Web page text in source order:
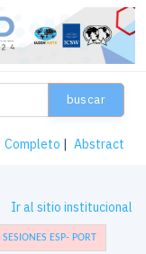
buscar
Completo | Abstract
Ir al sitio institucional
SESIONES ESP- PORT